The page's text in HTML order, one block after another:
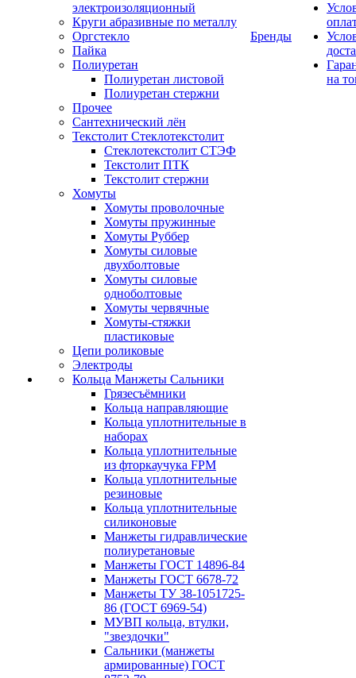
электроизоляционный
Круги абразивные по металлу
Оргстекло
Пайка
Полиуретан
Полиуретан листовой
Полиуретан стержни
Прочее
Сантехнический лён
Текстолит Стеклотекстолит
Стеклотекстолит СТЭФ
Текстолит ПТК
Текстолит стержни
Хомуты
Хомуты проволочные
Хомуты пружинные
Хомуты Руббер
Хомуты силовые
двухболтовые
Хомуты силовые
одноболтовые
Хомуты червячные
Хомуты-стяжки
пластиковые
Цепи роликовые
Электроды
Кольца Манжеты Сальники
Грязесъёмники
Кольца направляющие
Кольца уплотнительные в
наборах
Кольца уплотнительные
из фторкаучука FPM
Кольца уплотнительные
резиновые
Кольца уплотнительные
силиконовые
Манжеты гидравлические
полиуретановые
Манжеты ГОСТ 14896-84
Манжеты ГОСТ 6678-72
Манжеты ТУ 38-1051725-
86 (ГОСТ 6969-54)
МУВП кольца, втулки,
"звездочки"
Сальники (манжеты
армированные) ГОСТ
Бренды
на